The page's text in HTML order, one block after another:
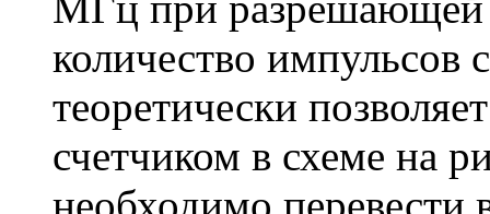
количество импульсов
теоретически
счетчиком в схеме на
необходимо